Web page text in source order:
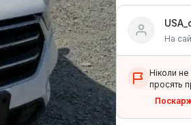
На
Ніколи
просять